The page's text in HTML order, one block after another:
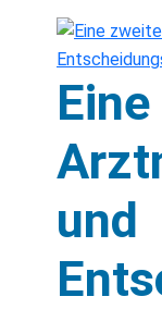
und